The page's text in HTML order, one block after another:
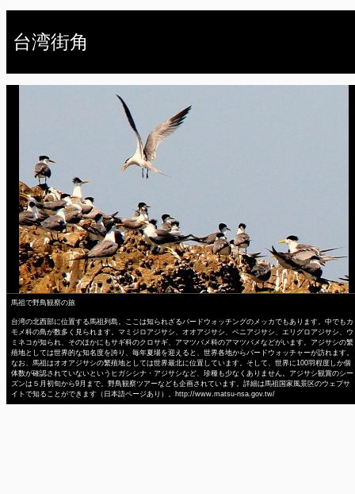
台湾街角
馬祖で野鳥観察の旅
台湾の北西部に位置する馬祖列島。ここは知られざるバードウォッチングのメッカでもあります。中でもカ
モメ科の鳥が数多く見られます。マミジロアジサシ、オオアジサシ、ベニアジサシ、エリグロアジサシ、ウ
ミネコが知られ、そのほかにもサギ科のクロサギ、アマツバメ科のアマツバメなどがいます。アジサシの繁
殖地としては世界的な知名度を誇り、毎年夏場を迎えると、世界各地からバードウォッチャーが訪れます。
なお、馬祖はオオアジサシの繁殖地としては世界最北に位置しています。そして、世界に100羽程度しか個
体数が確認されていないというヒガシシナ・アジサシなど、珍種も少なくありません。アジサシ観賞のシー
ズンは５月初旬から9月まで。野鳥観察ツアーなども企画されています。詳細は馬祖国家風景区のウェブサ
イトで知ることができます（日本語ページあり）。http://www.matsu-nsa.gov.tw/